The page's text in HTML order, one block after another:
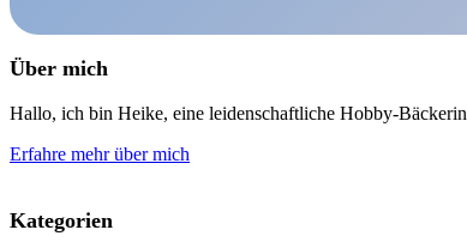
Über mich
Hallo, ich bin Heike, eine leidenschaftliche Hobby-
Erfahre mehr über mich
Kategorien